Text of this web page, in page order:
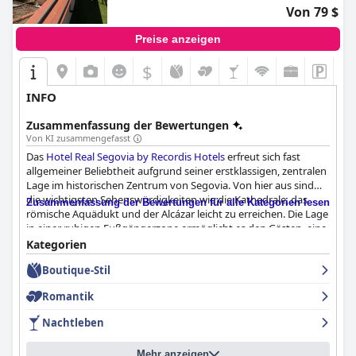
Von 79 $
Preise anzeigen
$
INFO
Zusammenfassung der Bewertungen
Von KI zusammengefasst
Das Hotel Real Segovia by Recordis Hotelserfreut sich fast
allgemeiner Beliebtheit aufgrund seiner erstklassigen, zentralen
Lage im historischen Zentrum von Segovia. Von hier aus sind
die wichtigsten Sehenswürdigkeiten wie die Kathedrale, das
römische Aquädukt und der Alcázar leicht zu erreichen. Die Lage
in einer ruhigen Fußgängerzone ermöglicht es den Gästen, eine
ruhige Umgebung zu genießen und gleichzeitig in der Nähe von
bezaubernden Straßen, Geschäften und Restaurants zu sein. Die
fantastische Aussicht von einigen Zimmern und der
zu einem ausgezeichneten Ausgangspunkt, um Segovias reiche
Geschichte und Kultur zu erkunden.
Das Hotel bietet ein durchweg positives Frühstückserlebnis,
Zusammenfassung der Bewertungen für alle Kategorien lesen
Kategorien
Boutique-Stil
Romantik
Nachtleben